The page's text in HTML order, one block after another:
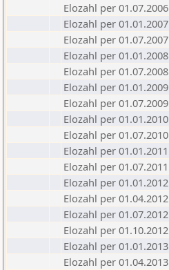
Elozahl per 01.07.2006
Elozahl per 01.01.2007
Elozahl per 01.07.2007
Elozahl per 01.01.2008
Elozahl per 01.07.2008
Elozahl per 01.01.2009
Elozahl per 01.07.2009
Elozahl per 01.01.2010
Elozahl per 01.07.2010
Elozahl per 01.01.2011
Elozahl per 01.07.2011
Elozahl per 01.01.2012
Elozahl per 01.04.2012
Elozahl per 01.07.2012
Elozahl per 01.10.2012
Elozahl per 01.01.2013
Elozahl per 01.04.2013